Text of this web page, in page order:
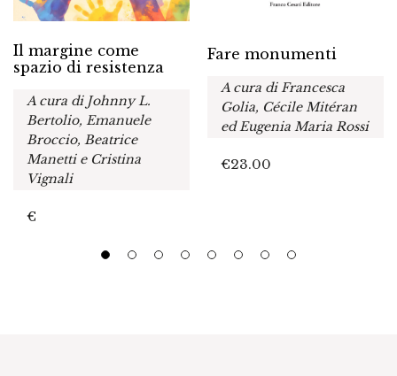
Il margine come
spazio di resistenza
A cura di Johnny L.
Bertolio, Emanuele
Broccio, Beatrice
Manetti e Cristina
Vignali
€
Fare monumenti
A cura di Francesca
Golia, Cécile Mitéran
ed Eugenia Maria Rossi
€23.00